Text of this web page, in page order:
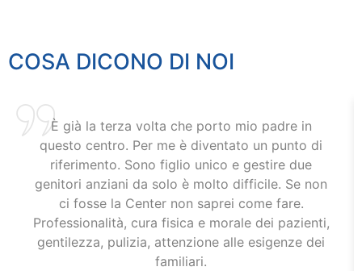
COSA DICONO DI NOI
È già la terza volta che porto mio padre in
questo centro. Per me è diventato un punto di
riferimento. Sono figlio unico e gestire due
genitori anziani da solo è molto difficile. Se non
ci fosse la Center non saprei come fare.
Professionalità, cura fisica e morale dei pazienti,
gentilezza, pulizia, attenzione alle esigenze dei
familiari.